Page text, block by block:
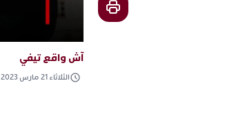
آش واقع تيفي
الثلاثاء 21 مارس 2023 - 11:27